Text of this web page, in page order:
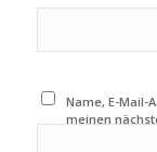
Name, E-Mail-
meinen